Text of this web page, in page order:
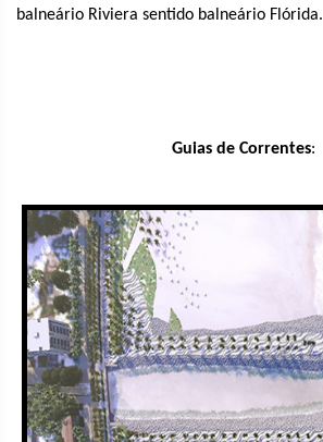
balneário Riviera sentido balneário Flórida.
Guias de Correntes: